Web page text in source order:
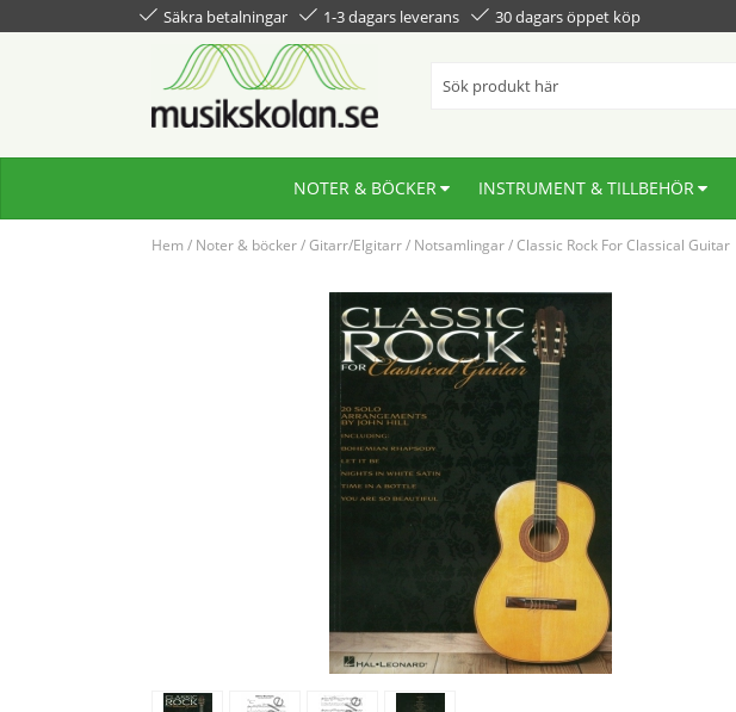
Säkra betalningar 1-3 dagars leverans 30 dagars öppet köp
NOTER & BÖCKER INSTRUMENT & TILLBEHÖR
Hem / Noter & böcker/Gitarr/Elgitarr/ Notsamlingar/Classic Rock For Classical Guitar